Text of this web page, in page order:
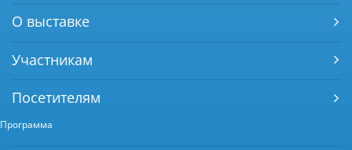
О выставке
Участникам
Посетителям
Программа